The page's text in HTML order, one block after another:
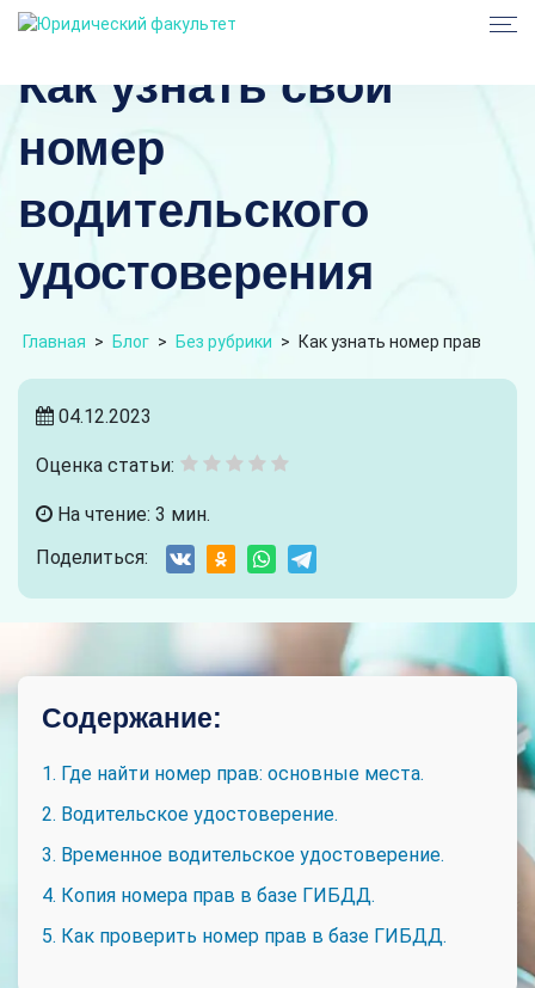
Как узнать свой
номер
водительского
удостоверения
Главная > Блог > Без рубрики > Как узнать номер прав
04.12.2023
Оценка статьи:
На чтение: 3 мин.
Поделиться:
Содержание:
1. Где найти номер прав: основные места.
2. Водительское удостоверение.
3. Временное водительское удостоверение.
4. Копия номера прав в базе ГИБДД.
5. Как проверить номер прав в базе ГИБДД.